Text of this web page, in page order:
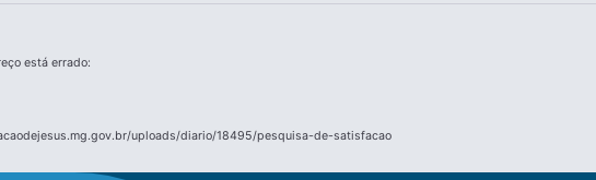
está errado:
uploads/diario/18495/pesquisa-de-satisfacao